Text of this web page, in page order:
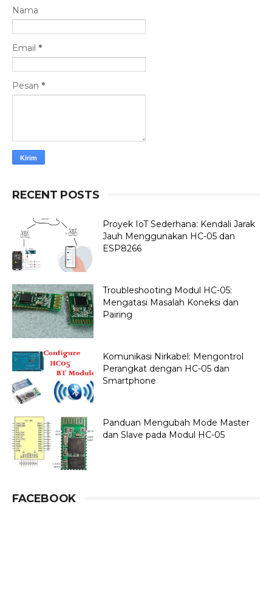
Nama
Email *
Pesan *
RECENT POSTS
Proyek IoT Sederhana: Kendali Jarak
Jauh Menggunakan HC-05 dan
ESP8266
Troubleshooting Modul HC-05:
Mengatasi Masalah Koneksi dan
Pairing
Komunikasi Nirkabel: Mengontrol
Perangkat dengan HC-05 dan
Smartphone
Panduan Mengubah Mode Master
dan Slave pada Modul HC-05
FACEBOOK